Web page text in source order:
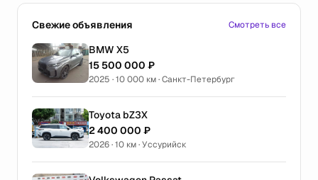
Свежие объявления Смотреть все
BMW X5
15 500 000 ₽
2025 · 10 000 км · Санкт-Петербург
Toyota bZ3X
2 400 000 ₽
2026 · 10 км · Уссурийск